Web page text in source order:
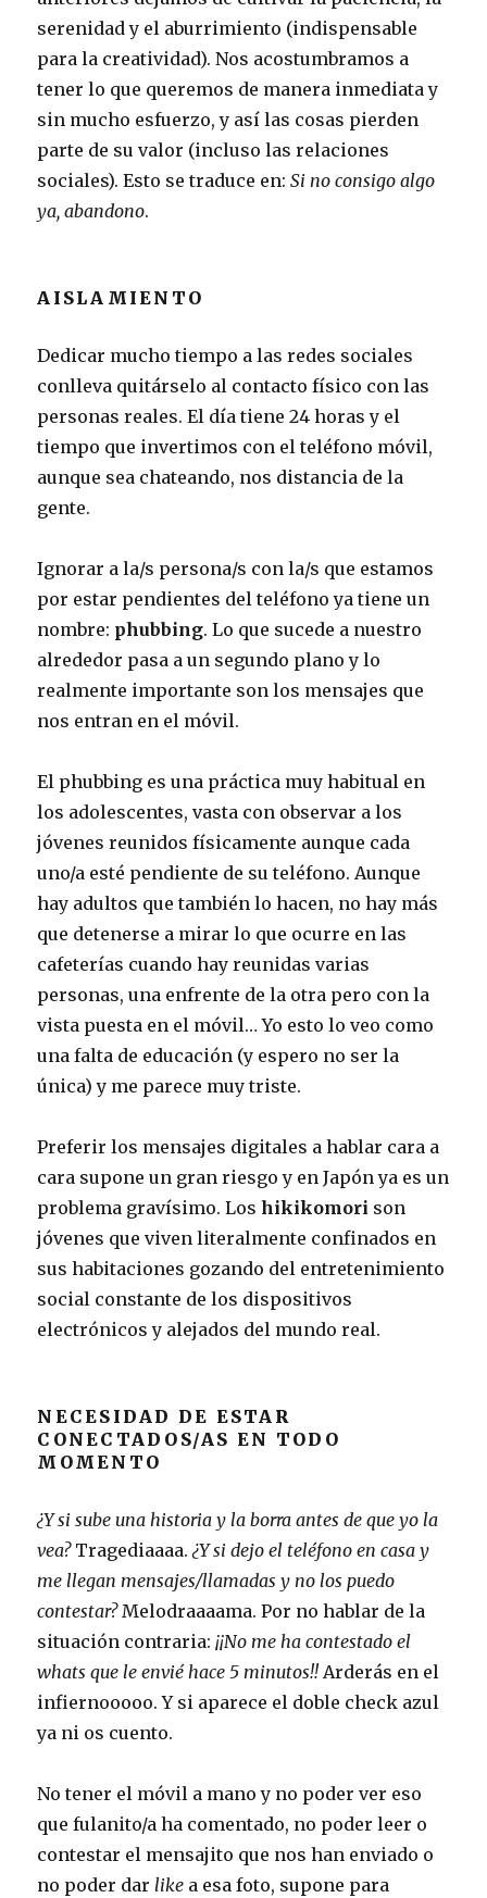
serenidad y el aburrimiento (indispensable
para la creatividad). Nos acostumbramos a
tener lo que queremos de manera inmediata y
sin mucho esfuerzo, y así las cosas pierden
parte de su valor (incluso las relaciones
sociales). Esto se traduce en:Si no consigo algo
ya, abandono.
AISLAMIENTO
Dedicar mucho tiempo a las redes sociales
conlleva quitárselo al contacto físico con las
personas reales. El día tiene 24 horas y el
tiempo que invertimos con el teléfono móvil,
aunque sea chateando, nos distancia de la
gente.
Ignorar a la/s persona/s con la/s que estamos
por estar pendientes del teléfono ya tiene un
nombre: phubbing. Lo que sucede a nuestro
alrededor pasa a un segundo plano y lo
realmente importante son los mensajes que
nos entran en el móvil.
El phubbing es una práctica muy habitual en
los adolescentes, vasta con observar a los
jóvenes reunidos físicamente aunque cada
uno/a esté pendiente de su teléfono. Aunque
hay adultos que también lo hacen, no hay más
que detenerse a mirar lo que ocurre en las
cafeterías cuando hay reunidas varias
personas, una enfrente de la otra pero con la
vista puesta en el móvil… Yo esto lo veo como
una falta de educación (y espero no ser la
única) y me parece muy triste.
Preferir los mensajes digitales a hablar cara a
cara supone un gran riesgo y en Japón ya es un
problema gravísimo. Loshikikomori son
jóvenes que viven literalmente confinados en
sus habitaciones gozando del entretenimiento
social constante de los dispositivos
electrónicos y alejados del mundo real.
NECESIDAD DE ESTAR
CONECTADOS/AS EN TODO
MOMENTO
¿Y si sube una historia y la borra antes de que yo la
vea?Tragediaaaa.¿Y si dejo el teléfono en casa y
me llegan mensajes/llamadas y no los puedo
contestar?Melodraaaama. Por no hablar de la
situación contraria:¡¡No me ha contestado el
whats que le envié hace 5 minutos!! Arderás en el
infiernooooo. Y si aparece el doble check azul
ya ni os cuento.
No tener el móvil a mano y no poder ver eso
que fulanito/a ha comentado, no poder leer o
contestar el mensajito que nos han enviado o
no poder darlike a esa foto, supone para